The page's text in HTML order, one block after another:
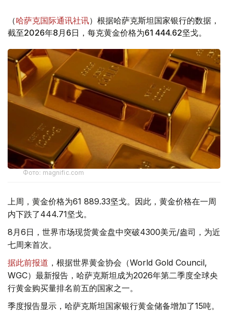
（哈萨克国际通讯社讯）根据哈萨克斯坦国家银行的数据，
截至2026年8月6日，每克黄金价格为61 444.62坚戈。
Фото: magnific.com
上周，黄金价格为61 889.33坚戈。因此，黄金价格在一周
内下跌了444.71坚戈。
8月6日，世界市场现货黄金盘中突破4300美元/盎司，为近
七周来首次。
据此前报道 ，根据世界黄金协会（World Gold Council,
WGC）最新报告，哈萨克斯坦成为2026年第二季度全球央
行黄金购买量排名前五的国家之一。
季度报告显示，哈萨克斯坦国家银行黄金储备增加了15吨。